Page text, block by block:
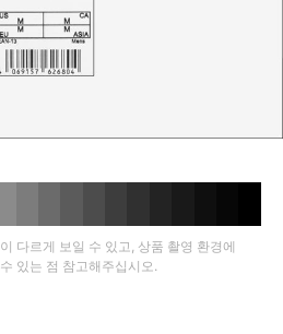
다르게 보일 수 있고, 상품 촬영 환경에
있는 점 참고해주십시오.